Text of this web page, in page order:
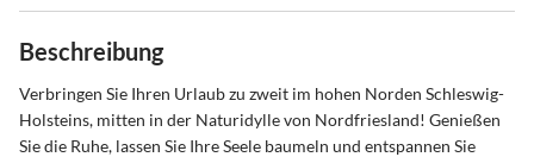
Beschreibung
Verbringen Sie Ihren Urlaub zu zweit im hohen Norden Schleswig-
Holsteins, mitten in der Naturidylle von Nordfriesland! Genießen
Sie die Ruhe, lassen Sie Ihre Seele baumeln und entspannen Sie